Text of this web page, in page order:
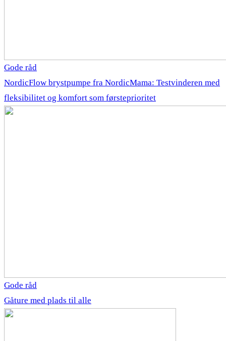
Gode råd
NordicFlow brystpumpe fra NordicMama: Testvinderen med
fleksibilitet og komfort som førsteprioritet
Gode råd
Gåture med plads til alle